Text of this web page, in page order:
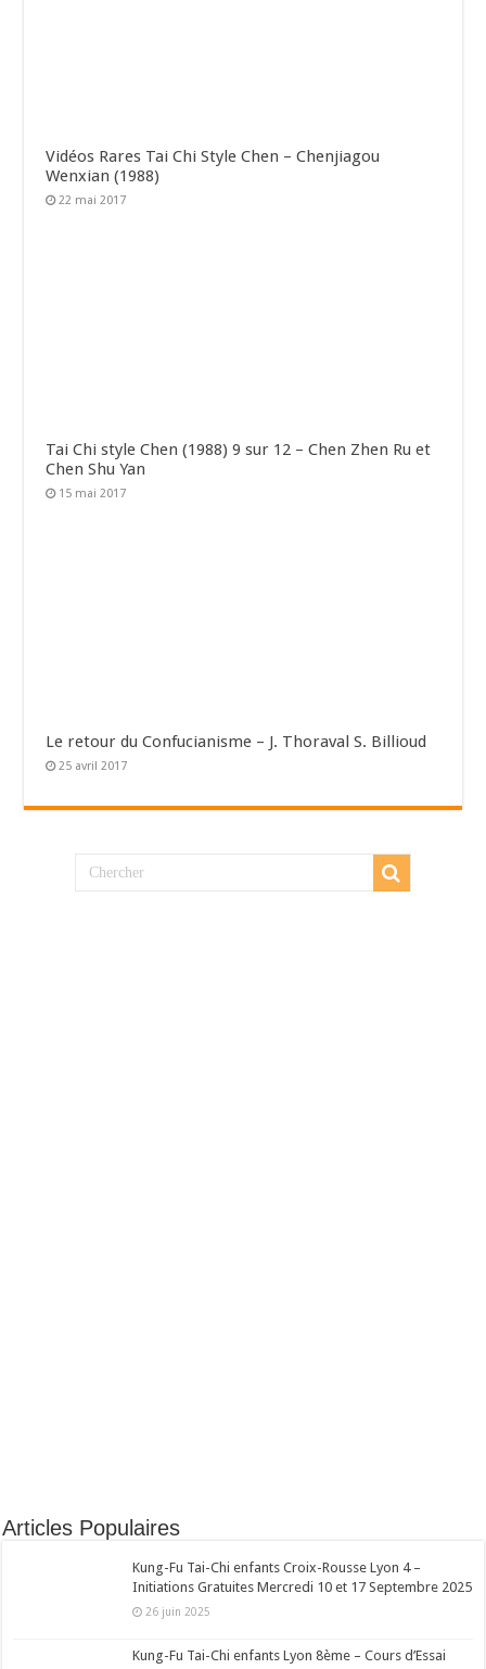
Vidéos Rares Tai Chi Style Chen – Chenjiagou
Wenxian (1988)
22 mai 2017
Tai Chi style Chen (1988) 9 sur 12 – Chen Zhen Ru et
Chen Shu Yan
15 mai 2017
Le retour du Confucianisme – J. Thoraval S. Billioud
25 avril 2017
Articles Populaires
Kung-Fu Tai-Chi enfants Croix-Rousse Lyon 4 –
Initiations Gratuites Mercredi 10 et 17 Septembre 2025
26 juin 2025
Kung-Fu Tai-Chi enfants Lyon 8ème – Cours d’Essai